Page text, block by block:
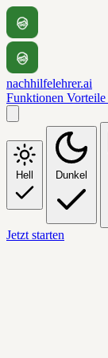
nachhilfelehrer.ai
Funktionen Vorteile
Hell Dunkel
Jetzt starten